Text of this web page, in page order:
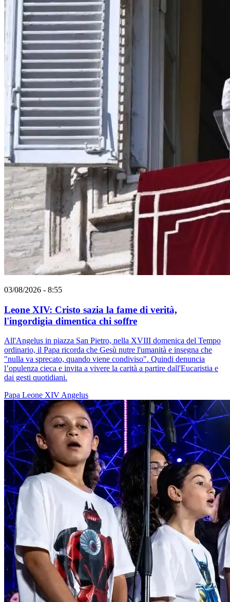
03/08/2026 - 8:55
Leone XIV: Cristo sazia la fame di verità,
l'ingordigia dimentica chi soffre
All'Angelus in piazza San Pietro, nella XVIII domenica del Tempo
ordinario, il Papa ricorda che Gesù nutre l'umanità e insegna che
"nulla va sprecato, quando viene condiviso". Quindi denuncia
l’opulenza cieca e invita a vivere la carità a partire dall'Eucaristia e
dai gesti quotidiani.
Papa Leone XIVAngelus